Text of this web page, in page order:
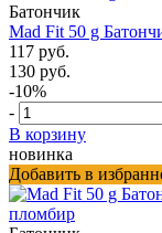
Батончик
Mad Fit 50 g
117 руб.
130 руб.
-10%
-
В корзину
новинка
Добавить в